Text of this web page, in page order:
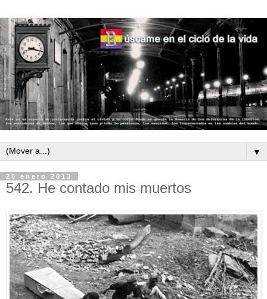
▼
20 enero 2013
542. He contado mis muertos